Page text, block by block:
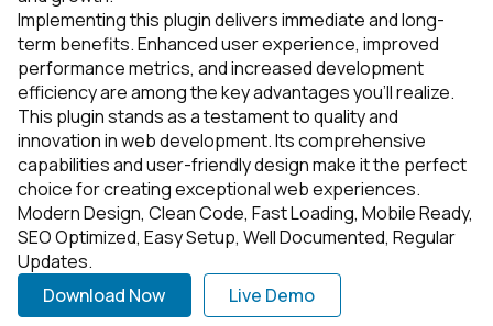
Implementing this plugin delivers immediate and long-
term benefits. Enhanced user experience, improved
performance metrics, and increased development
efficiency are among the key advantages you'll realize.
This plugin stands as a testament to quality and
innovation in web development. Its comprehensive
capabilities and user-friendly design make it the perfect
choice for creating exceptional web experiences.
Modern Design, Clean Code, Fast Loading, Mobile Ready,
SEO Optimized, Easy Setup, Well Documented, Regular
Updates.
Download Now
Live Demo